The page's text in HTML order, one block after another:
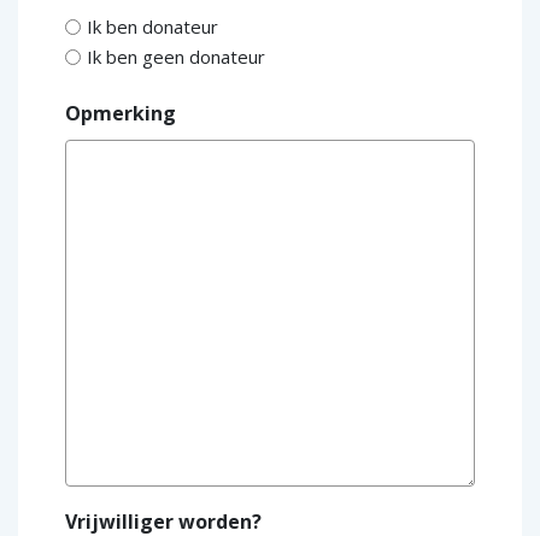
Ik ben donateur
Ik ben geen donateur
Opmerking
Vrijwilliger worden?